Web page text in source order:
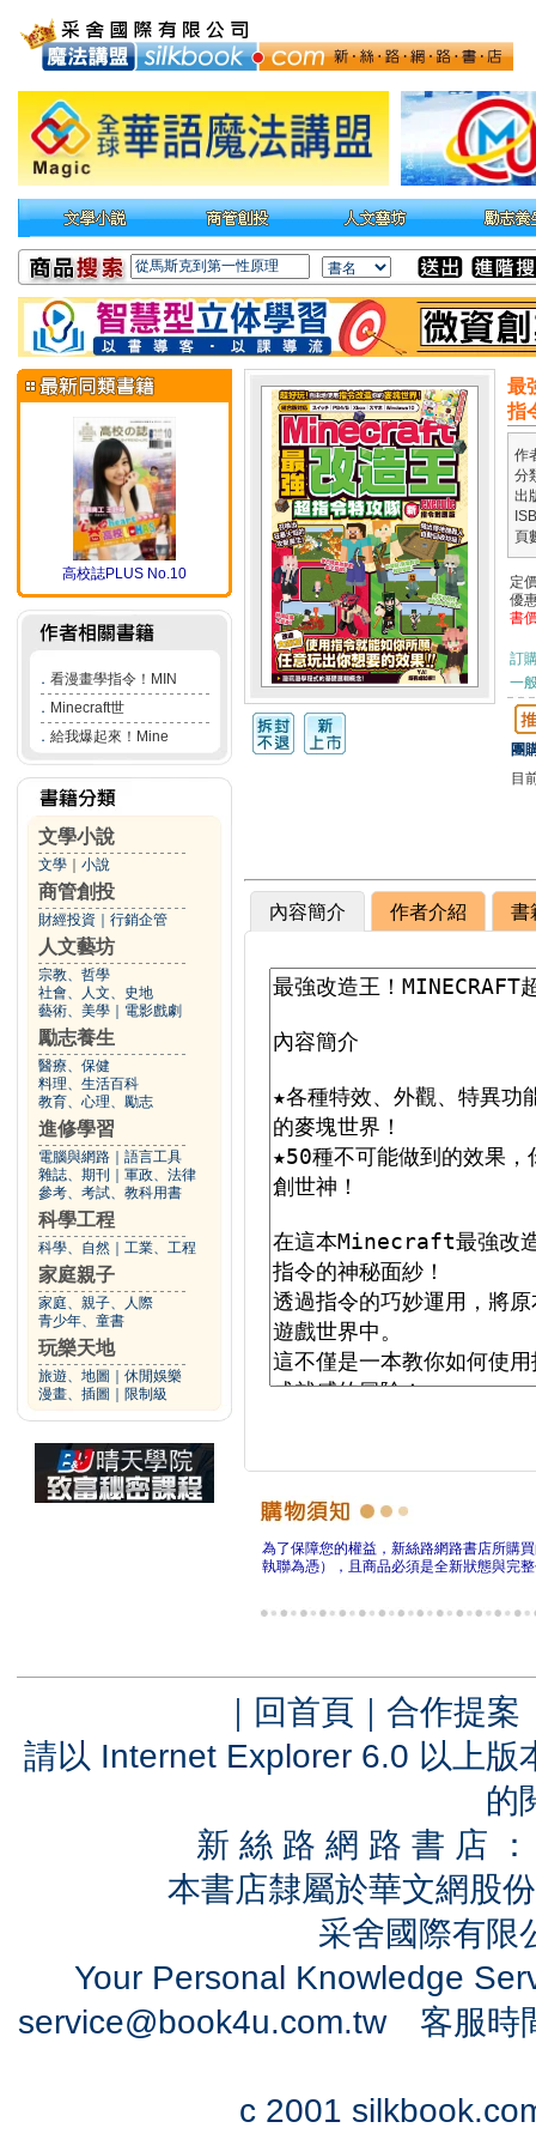
高校誌PLUS No.10
． 看漫畫學指令！MIN
． Minecraft世
． 給我爆起來！Mine
文學小說
文學 小說
商管創投
財經投資 行銷企管
人文藝坊
宗教、哲學
社會、人文、史地
藝術、美學
電影戲劇
勵志養生
醫療、保健
料理、生活百科
教育、心理、勵志
進修學習
電腦與網路
語言工具
雜誌、期刊
軍政、法律
參考、考試、教科用書
科學工程
科學、自然 工業、工程
家庭親子
家庭、親子、人際
青少年、童書
玩樂天地
旅遊、地圖
休閒娛樂
漫畫、插圖
限制級
最
指
作
分
出
頁
定
優
書
訂
一
團
目
內容簡介 作者介紹 書
為了保障您的權益，新絲路網路書店所購
執聯為憑），且商品必須是全新狀態與完
｜ 回首頁 ｜ 合作提案
請以 Internet Explorer 6.0 以上
的
新 絲 路 網 路 書 店
本書店隸屬於華文網股
采舍國際有
Your Personal Knowledge
service@book4u.com.tw客服時
c 2001